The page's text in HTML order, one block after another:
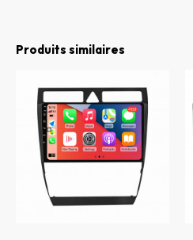
Produits similaires